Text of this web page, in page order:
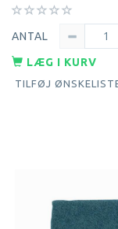
ANTAL
LÆG I KURV
TILFØJ